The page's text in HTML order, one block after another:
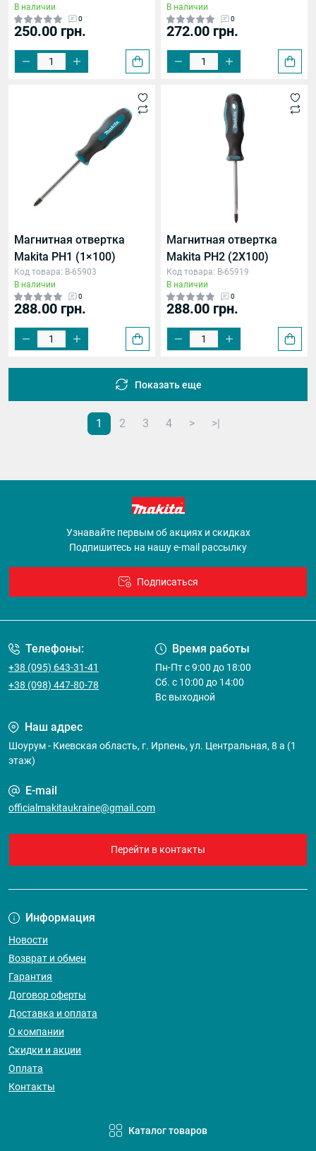
В наличии
0
250.00 грн.
В наличии
0
272.00 грн.
Магнитная отвертка
Makita PH1 (1×100)
Код товара: B-65903
В наличии
0
288.00 грн.
Магнитная отвертка
Makita PH2 (2X100)
Код товара: B-65919
В наличии
0
288.00 грн.
Показать еще
1 2 3 4 > >|
Узнавайте первым об акциях и скидках
Подпишитесь на нашу e-mail рассылку
Подписаться
Телефоны:
+38 (095) 643-31-41
+38 (098) 447-80-78
Время работы
Пн-Пт с 9:00 до 18:00
Сб. с 10:00 до 14:00
Вс выходной
Наш адрес
Шоурум - Киевская область, г. Ирпень, ул. Центральная, 8 а (1
этаж)
E-mail
officialmakitaukraine@gmail.com
Перейти в контакты
Информация
Новости
Возврат и обмен
Гарантия
Договор оферты
Доставка и оплата
О компании
Скидки и акции
Оплата
Контакты
Каталог товаров